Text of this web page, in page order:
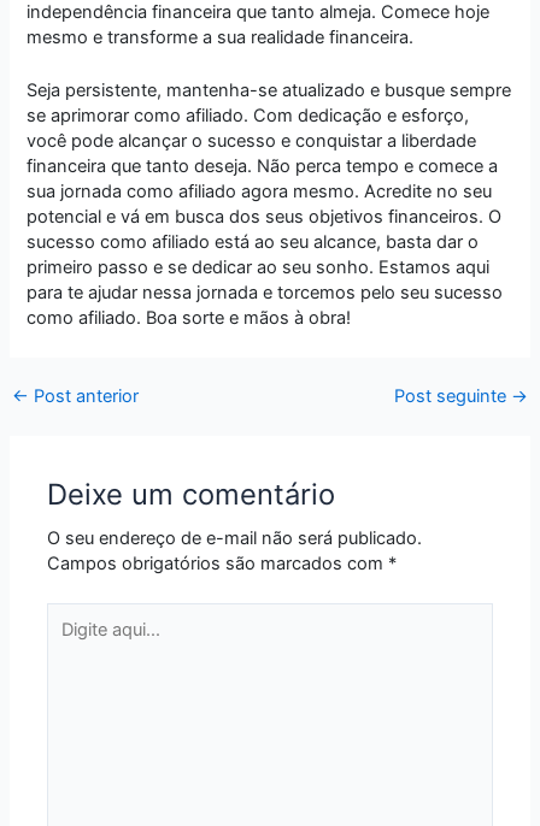
independência financeira que tanto almeja. Comece hoje
mesmo e transforme a sua realidade financeira.
Seja persistente, mantenha-se atualizado e busque sempre
se aprimorar como afiliado. Com dedicação e esforço,
você pode alcançar o sucesso e conquistar a liberdade
financeira que tanto deseja. Não perca tempo e comece a
sua jornada como afiliado agora mesmo. Acredite no seu
potencial e vá em busca dos seus objetivos financeiros. O
sucesso como afiliado está ao seu alcance, basta dar o
primeiro passo e se dedicar ao seu sonho. Estamos aqui
para te ajudar nessa jornada e torcemos pelo seu sucesso
como afiliado. Boa sorte e mãos à obra!
← Post anterior Post seguinte →
Deixe um comentário
O seu endereço de e-mail não será publicado.
Campos obrigatórios são marcados com *
aqui...